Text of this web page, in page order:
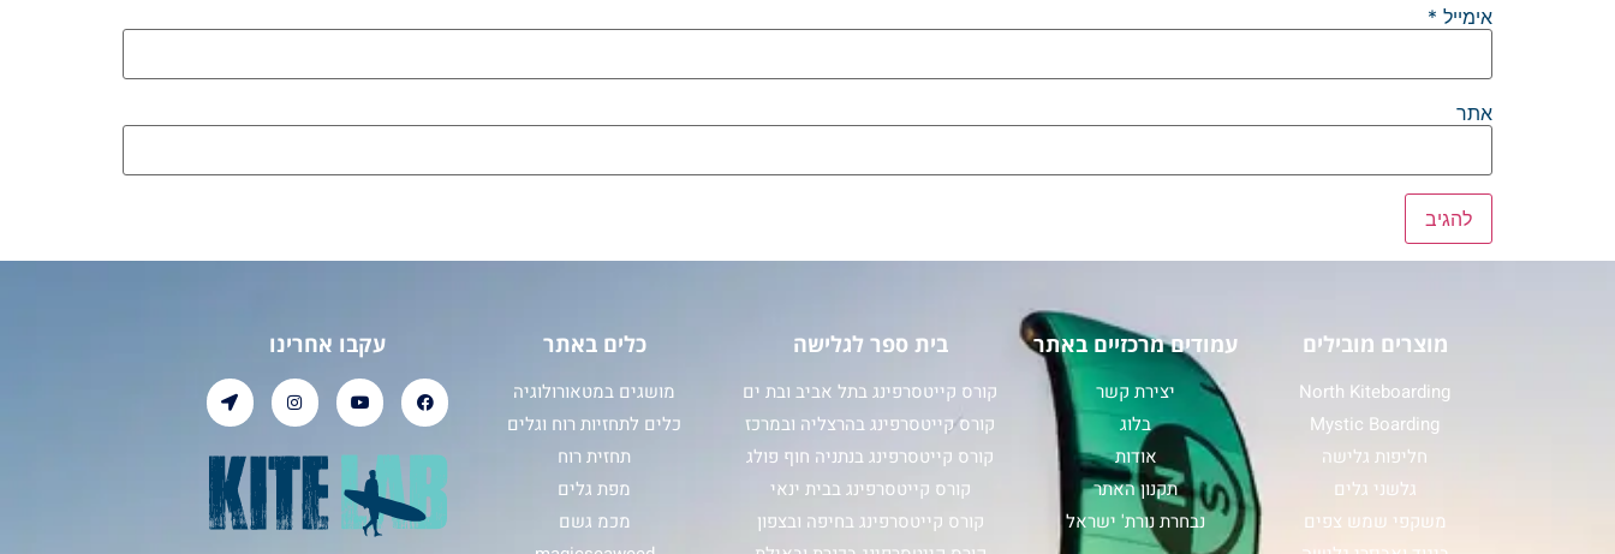
אימייל *
אתר
מוצרים מובילים
North Kiteboarding
Mystic Boarding
חליפות גלישה
גלשני גלים
משקפי שמש צפים
עמודים מרכזיים באתר
יצירת קשר
בלוג
אודות
תקנון האתר
נבחרת נורת' ישראל
בית ספר לגלישה
קורס קייטסרפינג בתל אביב ובת ים
קורס קייטסרפינג בהרצליה ובמרכז
קורס קייטסרפינג בנתניה חוף פולג
קורס קייטסרפינג בבית ינאי
קורס קייטסרפינג בחיפה ובצפון
כלים באתר
מושגים במטאורולוגיה
כלים לתחזיות רוח וגלים
תחזית רוח
מפת גלים
מכמ גשם
עקבו אחרינו